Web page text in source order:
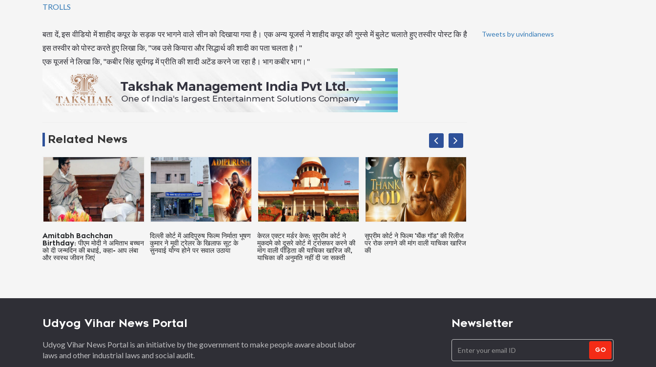
TROLLS
बता दें, इस वीडियो में शाहीद कपूर के सड़क पर भागने वाले सीन को दिखाया गया है। एक अन्य यूजर्स ने शाहीद कपूर की गुस्से में बुलेट चलाते हुए तस्वीर पोस्ट कि है
इस तस्वीर को पोस्ट करते हुए लिखा कि, "जब उसे कियारा और सिद्धार्थ की शादी का पता चलता है।"
एक यूजर्स ने लिखा कि, "कबीर सिंह सूर्यगढ़ में प्रीति की शादी अटेंड करने जा रहा है। भाग कबीर भाग।"
Related News
दिल्ली कोर्ट में आदिपुरुष फिल्म निर्माता भूषण
कुमार ने मूवी ट्रेलर के खिलाफ सूट के
सुनवाई योग्य होने पर सवाल उठाया
केरल एक्टर मर्डर केस: सुप्रीम कोर्ट ने
मुकदमे को दूसरे कोर्ट में ट्रांसफर करने की
मांग वाली पीड़िता की याचिका खारिज की,
सुप्रीम कोर्ट ने फिल्म 'थैंक गॉड' की रिलीज
पर रोक लगाने की मांग वाली याचिका खारिज
की
केजीएफ सॉन्ग कॉपीराइट उल्लंघन: कर्नाटक
हाईकोर्ट ने राहुल गांधी और अन्य कांग्रेस
नेताओं को अवमानना नोटिस जारी किया
Tweets by uvindianews
Udyog Vihar News Portal
Udyog Vihar News Portal is an initiative by the government to make people aware about labor
laws and other industrial laws and social audit.
Newsletter
GO